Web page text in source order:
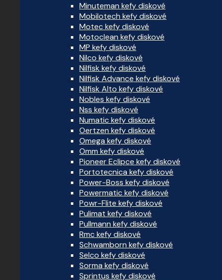
Minuteman kefy diskové
Mobilotech kefy diskové
Motec kefy diskové
Motoclean kefy diskové
MP kefy diskové
Nilco kefy diskové
Nilfisk kefy diskové
Nilfisk Advance kefy diskové
Nilfisk Alto kefy diskové
Nobles kefy diskové
Nss kefy diskové
Numatic kefy diskové
Oertzen kefy diskové
Omega kefy diskové
Omm kefy diskové
Pioneer Eclipce kefy diskové
Portotecnica kefy diskové
Power-Boss kefy diskové
Powermatic kefy diskové
Powr-Flite kefy diskové
Pulimat kefy diskové
Pullmann kefy diskové
Rmc kefy diskové
Schwamborn kefy diskové
Selco kefy diskové
Sorma kefy diskové
Sprintus kefy diskové